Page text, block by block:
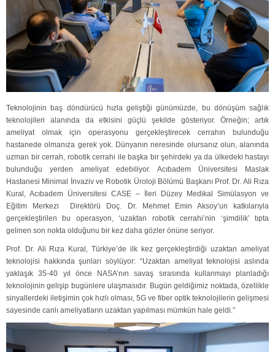
Teknolojinin baş döndürücü hızla geliştiği günümüzde, bu dönüşüm sağlık
teknolojileri alanında da etkisini güçlü şekilde gösteriyor. Örneğin; artık
ameliyat olmak için operasyonu gerçekleştirecek cerrahın bulunduğu
hastanede olmanıza gerek yok. Dünyanın neresinde olursanız olun, alanında
uzman bir cerrah, robotik cerrahi ile başka bir şehirdeki ya da ülkedeki hastayı
bulunduğu yerden ameliyat edebiliyor. Acıbadem Üniversitesi Maslak
Hastanesi Minimal İnvaziv ve Robotik Üroloji Bölümü Başkanı Prof. Dr. Ali Rıza
Kural, Acıbadem Üniversitesi CASE – İleri Düzey Medikal Simülasyon ve
Eğitim Merkezi Direktörü Doç. Dr. Mehmet Emin Aksoy’un katkılarıyla
gerçekleştirilen bu operasyon, ‘uzaktan robotik cerrahi’nin ‘şimdilik’ tıpta
gelinen son nokta olduğunu bir kez daha gözler önüne seriyor.
Prof. Dr. Ali Rıza Kural, Türkiye’de ilk kez gerçekleştirdiği uzaktan ameliyat
teknolojisi hakkında şunları söylüyor: “Uzaktan ameliyat teknolojisi aslında
yaklaşık 35-40 yıl önce NASA’nın savaş sırasında kullanmayı planladığı
teknolojinin gelişip bugünlere ulaşmasıdır. Bugün geldiğimiz noktada, özellikle
sinyallerdeki iletişimin çok hızlı olması, 5G ve fiber optik teknolojilerin gelişmesi
sayesinde canlı ameliyatların uzaktan yapılması mümkün hale geldi.”